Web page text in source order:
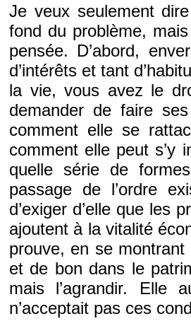
Je veux seulement
fond du problème,
pensée. D’abord,
d’intérêts et tant
la vie, vous avez le
demander de faire ses
comment elle se
comment elle peut s’y
quelle série de
passage de l’ordre
d’exiger d’elle que les
ajoutent à la vitalité
prouve, en se
et de bon dans le
mais l’agrandir. Elle
n’acceptait pas ces